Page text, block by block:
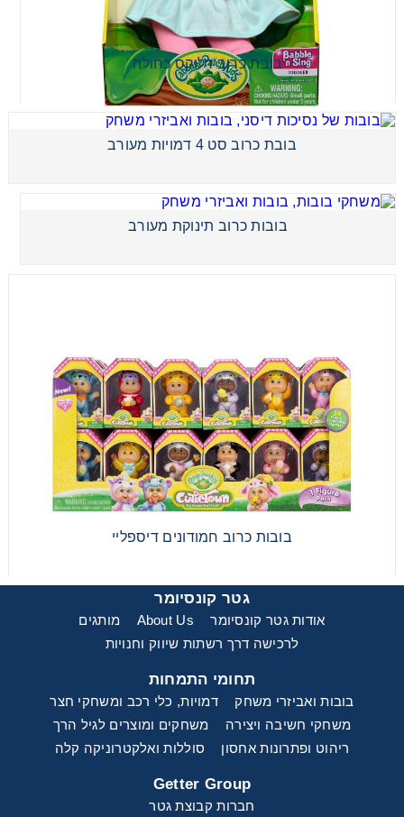
בובת כרוב דלוקס כחולה
בובת כרוב סט 4 דמויות מעורב
בובות כרוב תינוקת מעורב
בובות כרוב חמודונים דיספליי
גטר קונסיומר
אודות גטר קונסיומר About Us
מותגים
לרכישה דרך רשתות שיווק וחנויות
תחומי התמחות
בובות ואביזרי משחק
דמויות, כלי רכב ומשחקי חצר
משחקי חשיבה ויצירה
משחקים ומוצרים לגיל הרך
ריהוט ופתרונות אחסון
סוללות ואלקטרוניקה קלה
Getter Group
חברות קבוצת גטר
בובת כרוב סט 4 דמויות מעורב
בובות כרוב תינוקת מעורב
בובות כרוב חמודונים דיספליי